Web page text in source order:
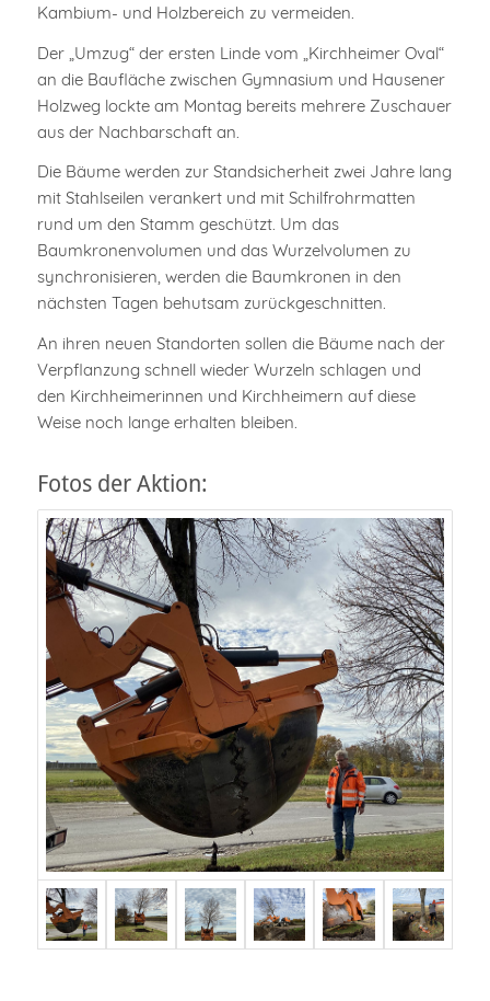
Kambium- und Holzbereich zu vermeiden.
Der „Umzug“ der ersten Linde vom „Kirchheimer Oval“
an die Baufläche zwischen Gymnasium und Hausener
Holzweg lockte am Montag bereits mehrere Zuschauer
aus der Nachbarschaft an.
Die Bäume werden zur Standsicherheit zwei Jahre lang
mit Stahlseilen verankert und mit Schilfrohrmatten
rund um den Stamm geschützt. Um das
Baumkronenvolumen und das Wurzelvolumen zu
synchronisieren, werden die Baumkronen in den
nächsten Tagen behutsam zurückgeschnitten.
An ihren neuen Standorten sollen die Bäume nach der
Verpflanzung schnell wieder Wurzeln schlagen und
den Kirchheimerinnen und Kirchheimern auf diese
Weise noch lange erhalten bleiben.
Fotos der Aktion: